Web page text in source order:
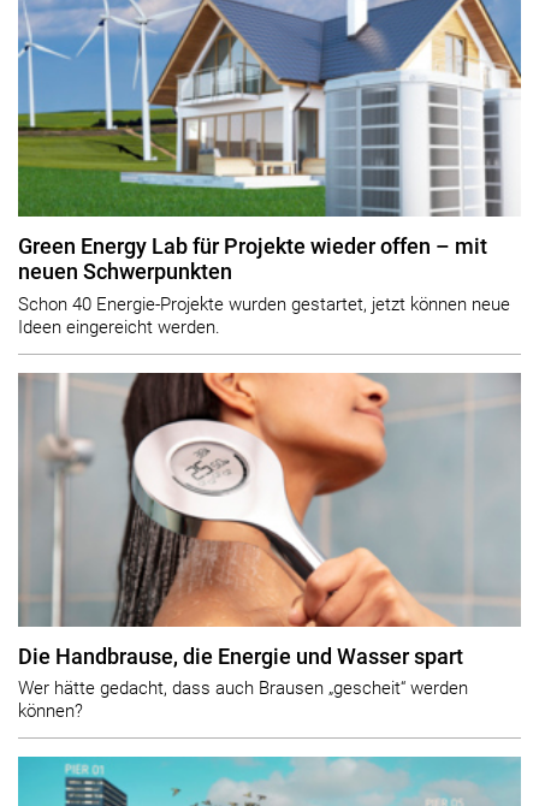
Green Energy Lab für Projekte wieder offen – mit
neuen Schwerpunkten
Schon 40 Energie-Projekte wurden gestartet, jetzt können neue
Ideen eingereicht werden.
Die Handbrause, die Energie und Wasser spart
Wer hätte gedacht, dass auch Brausen „gescheit“ werden
können?